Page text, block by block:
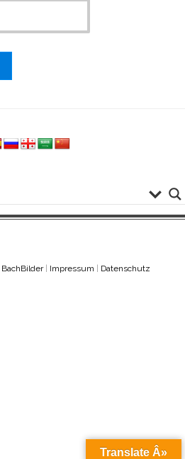
BachBilder| Impressum | Datenschutz
Translate Â»